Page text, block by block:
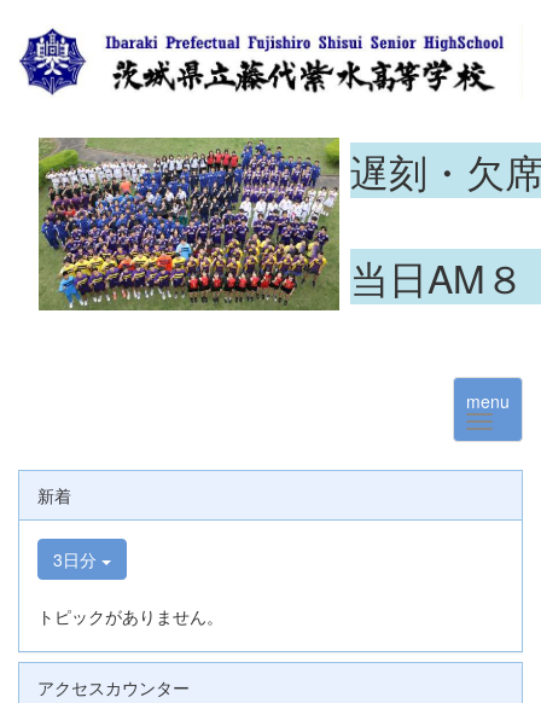
遅刻・欠
当日AM
menu
新着
3日分
トピックがありません。
アクセスカウンター